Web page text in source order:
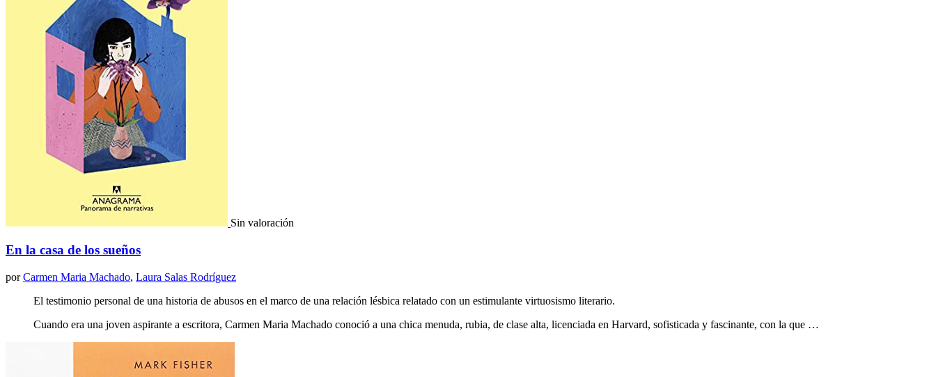
Sin valoración
En la casa de los sueños
porCarmen Maria Machado, Laura Salas Rodríguez
El testimonio personal de una historia de abusos en el marco de una relación lésbica relatado con un estimulante virtuosismo literario.
Cuando era una joven aspirante a escritora, Carmen Maria Machado conoció a una chica menuda, rubia, de clase alta, licenciada en Harvard, sofisticada y fascinante, con la que …